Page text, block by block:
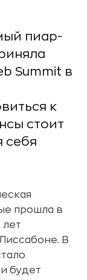
пиар-
Summit в
к
стоит
себя
прошла в
лет
В
будет